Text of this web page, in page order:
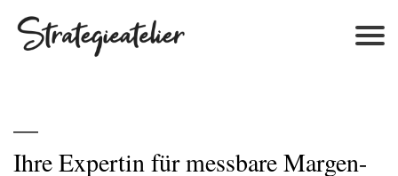
—
Ihre Expertinfür messbare Margen-